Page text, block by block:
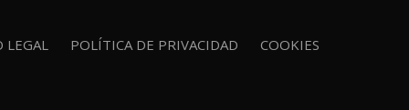
LEGAL POLÍTICA DE PRIVACIDAD COOKIES